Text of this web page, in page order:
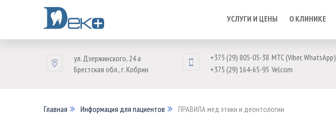
УСЛУГИ И ЦЕНЫ О КЛИНИКЕ
ул. Дзержинского, 24 а
Брестская обл., г. Кобрин
+375 (29) 805-05-38 МТС (Viber, WhatsApp)
+375 (29) 164-65-95 Velcom
Главная Информация для пациентов ПРАВИЛА мед этики и деонтологии